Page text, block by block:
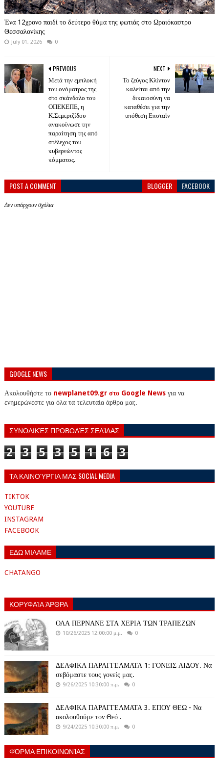
Ένα 12χρονο παιδί το δεύτερο θύμα της φωτιάς στο Ωραιόκαστρο
Θεσσαλονίκης
July 01, 2026 0
NEXT
Το ζεύγος Κλίντον
καλείται από την
δικαιοσύνη να
καταθέσει για την
υπόθεση Επσταϊν
PREVIOUS
Μετά την εμπλοκή
του ονόματρος της
στο σκάνδαλο του
ΟΠΕΚΕΠΕ, η
Κ.Σεμερτζίδου
ανακοίνωσε την
παραίτηση της από
στέλεχος του
κυβερνώντος
κόμματος.
POST A COMMENT BLOGGER FACEBOOK
Δεν υπάρχουν σχόλια
GOOGLE NEWS
Ακολουθήστε το newplanet09.gr στο Google Newsγια να
ενημερώνεστε για όλα τα τελευταία άρθρα μας.
ΣΥΝΟΛΙΚΈΣ ΠΡΟΒΟΛΈΣ ΣΕΛΊΔΑΣ
2 3 5 3 5 1 6 3
ΤΑ ΚΑΙΝΟΎΡΓΙΑ ΜΑΣ SOCIAL MEDIA
TIKTOK
YOUTUBE
INSTAGRAM
FACEBOOK
ΕΔΩ ΜΙΛΑΜΕ
CHATANGO
ΚΟΡΥΦΑΊΑ ΆΡΘΡΑ
ΟΛΑ ΠΕΡΝΑΝΕ ΣΤΑ ΧΕΡΙΑ ΤΩΝ ΤΡΑΠΕΖΩΝ
10/26/2025 12:00:00 μ.μ. 0
ΔΕΛΦΙΚΑ ΠΑΡΑΓΓΕΛΜΑΤΑ 1: ΓΟΝΕΙΣ ΑΙΔΟΥ. Να
σεβόμαστε τους γονείς μας.
9/26/2025 10:30:00 π.μ. 0
ΔΕΛΦΙΚΑ ΠΑΡΑΓΓΕΛΜΑΤΑ 3. ΕΠΟΥ ΘΕΩ - Να
ακολουθούμε τον Θεό .
9/24/2025 10:30:00 π.μ. 0
ΦΌΡΜΑ ΕΠΙΚΟΙΝΩΝΊΑΣ